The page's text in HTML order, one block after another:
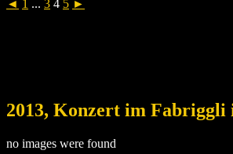
◄ 1 ... 3 4 5 ►
2013, Konzert im Fabriggli
no images were found